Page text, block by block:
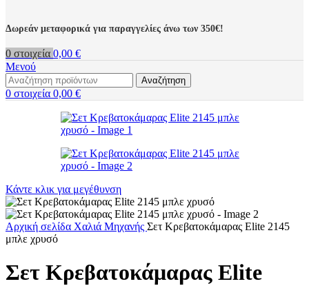
Δωρεάν μεταφορικά για παραγγελίες άνω των 350€!
0 στοιχεία 0,00 €
Μενού
Αναζήτηση
0 στοιχεία 0,00 €
Κάντε κλικ για μεγέθυνση
Αρχική σελίδα Χαλιά Μηχανής Σετ Κρεβατοκάμαρας Elite 2145
μπλε χρυσό
Σετ Κρεβατοκάμαρας Elite